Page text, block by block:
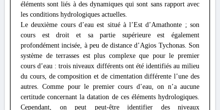
éléments sont liés à des dynamiques qui sont sans rapport avec
les conditions hydrologiques actuelles.
Le deuxième cours d’eau est situé à l’Est d’Amathonte ; son
cours est droit et sa partie supérieure est également
profondément incisée, à peu de distance d’Agios Tychonas. Son
système de terrasses est plus complexe que pour le premier
cours d’eau : trois niveaux différents ont été identifiés au milieu
du cours, de composition et de cimentation différente l’une des
autres. Comme pour le premier cours d’eau, on n’a aucune
certitude concernant la datation de ces éléments hydrologiques.
Cependant, on peut peut-être identifier des niveaux